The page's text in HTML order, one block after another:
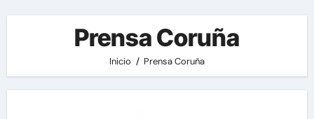
Prensa Coruña
Inicio Prensa Coruña